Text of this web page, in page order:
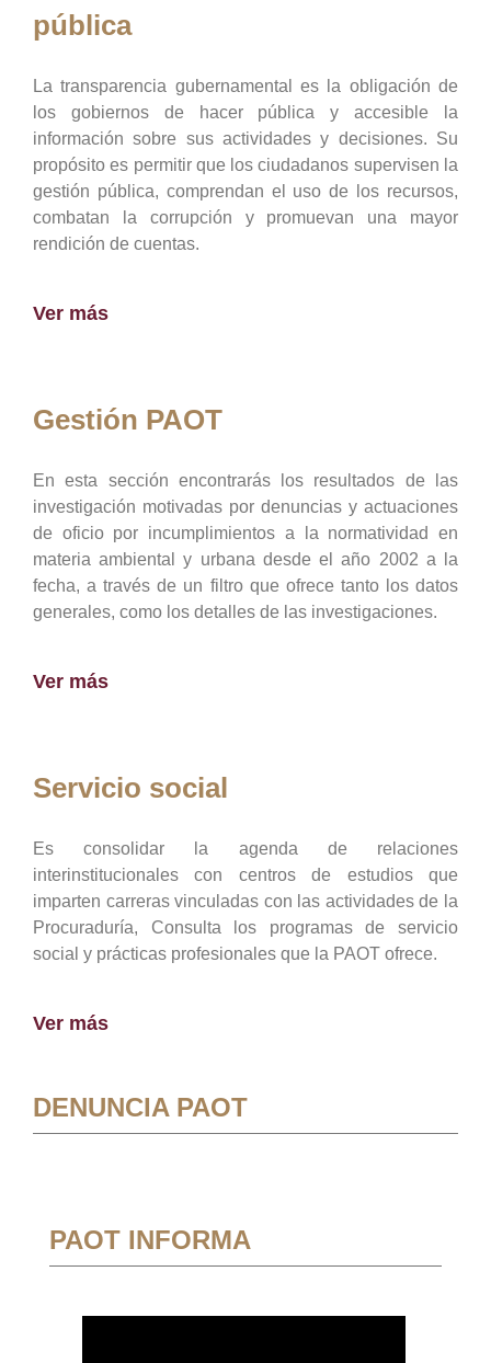
pública
La transparencia gubernamental es la obligación de
los gobiernos de hacer pública y accesible la
información sobre sus actividades y decisiones. Su
propósito es permitir que los ciudadanos supervisen la
gestión pública, comprendan el uso de los recursos,
combatan la corrupción y promuevan una mayor
rendición de cuentas.
Ver más
Gestión PAOT
En esta sección encontrarás los resultados de las
investigación motivadas por denuncias y actuaciones
de oficio por incumplimientos a la normatividad en
materia ambiental y urbana desde el año 2002 a la
fecha, a través de un filtro que ofrece tanto los datos
generales, como los detalles de las investigaciones.
Ver más
Servicio social
Es consolidar la agenda de relaciones
interinstitucionales con centros de estudios que
imparten carreras vinculadas con las actividades de la
Procuraduría, Consulta los programas de servicio
social y prácticas profesionales que la PAOT ofrece.
Ver más
DENUNCIA PAOT
PAOT INFORMA